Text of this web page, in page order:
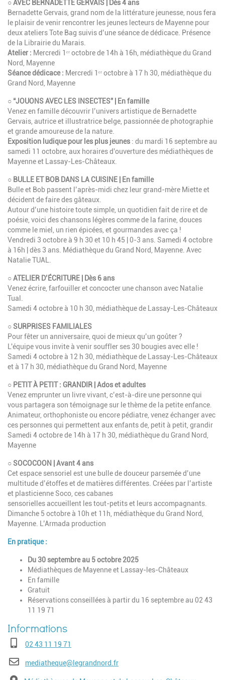
○ AVEC BERNADETTE GERVAIS | Dès 4 ans
Bernadette Gervais, grand nom de la littérature jeunesse, nous fera
le plaisir de venir rencontrer les jeunes lecteurs de Mayenne pour
deux ateliers Tote Bag suivis d’une séance de dédicace. Présence
de la Librairie du Marais.
Atelier : Mercredi 1ᵉʳ octobre de 14h à 16h, médiathèque du Grand
Nord, Mayenne
Séance dédicace : Mercredi 1ᵉʳ octobre à 17 h 30, médiathèque du
Grand Nord, Mayenne
○ “JOUONS AVEC LES INSECTES” | En famille
Venez en famille découvrir l’univers artistique de Bernadette
Gervais, autrice et illustratrice belge, passionnée de photographie
et grande amoureuse de la nature.
Exposition ludique pour les plus jeunes : du mardi 16 septembre au
samedi 11 octobre, aux horaires d'ouverture des médiathèques de
Mayenne et Lassay-Les-Châteaux.
○ BULLE ET BOB DANS LA CUISINE | En famille
Bulle et Bob passent l’après-midi chez leur grand-mère Miette et
décident de faire des gâteaux.
Autour d’une histoire toute simple, un quotidien fait de rire et de
poésie, voici des chansons légères comme de la farine, douces
comme le miel, un rien épicées, et gourmandes avec ça !
Vendredi 3 octobre à 9 h 30 et 10 h 45 | 0-3 ans. Samedi 4 octobre
à 16h | dès 3 ans. Médiathèque du Grand Nord, Mayenne. Avec
Natalie TUAL.
○ ATELIER D’ÉCRITURE | Dès 6 ans
Venez écrire, farfouiller et concocter une chanson avec Natalie
Tual.
Samedi 4 octobre à 10 h 30, médiathèque de Lassay-Les-Châteaux
○ SURPRISES FAMILIALES
Pour fêter un anniversaire, quoi de mieux qu’un goûter ?
L'équipe vous invite à venir souffler ses 30 bougies avec elle !
Samedi 4 octobre à 12 h 30, médiathèque de Lassay-Les-Châteaux
et à 17 h 30, médiathèque du Grand Nord, Mayenne
○ PETIT À PETIT : GRANDIR | Ados et adultes
Venez emprunter un livre vivant, c’est-à-dire une personne qui
vous partagera son témoignage sur le thème de la petite enfance.
Animateur, orthophoniste ou encore pédiatre, venez échanger avec
ces personnes qui permettent aux enfants de, petit à petit, grandir
Samedi 4 octobre de 14h à 17 h 30, médiathèque du Grand Nord,
Mayenne
○ SOCOCOON | Avant 4 ans
Cet espace sensoriel est une bulle de douceur parsemée d’une
multitude d’étoffes et de matières différentes. Créées par l’artiste
et plasticienne Soco, ces cabanes
sensorielles accueillent les tout-petits et leurs accompagnants.
Dimanche 5 octobre à 10h et 11h, médiathèque du Grand Nord,
Mayenne. L’Armada production
En pratique :
Du 30 septembre au 5 octobre 2025
Médiathèques de Mayenne et Lassay-les-Châteaux
En famille
Gratuit
Réservations conseillées à partir du 16 septembre au 02 43
11 19 71
Téléphone02 43 11 19 71
E-mailmediatheque@legrandnord.fr